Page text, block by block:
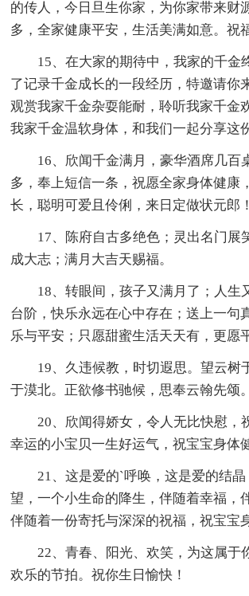
的传人，今日旦生你家，为你家带来财
多，全家健康平安，生活美满如意。祝
15、在大家的期待中，我家的千金
了记录千金成长的一段经历，特邀请你
观赏我家千金杂耍能耐，聆听我家千金
我家千金温软身体，和我们一起分享这
16、欣闻千金满月，豪华酒席几百
多，奉上短信一条，祝愿全家身体健康
长，聪明可爱且伶俐，来日定做状元郎！
17、陈府自古多绝色；灵出名门展
成大志；满月大吉天赐福。
18、转眼间，孩子又满月了；人生
台阶，快乐永远在心中存在；送上一句
乐与平安；只愿甜蜜生活天天有，更愿
19、久违候教，时切遐思。望云树
于漠北。正欲修书驰候，思奉云翰先颂
20、欣闻得娇女，令人无比快慰，
幸运的小宝贝一生好运气，祝宝宝身体
21、这是爱的`呼唤，这是爱的结
望，一个小生命的降生，伴随着幸福，
伴随着一份寄托与深深的祝福，祝宝宝
22、青春、阳光、欢笑，为这属于
欢乐的节拍。祝你生日愉快！